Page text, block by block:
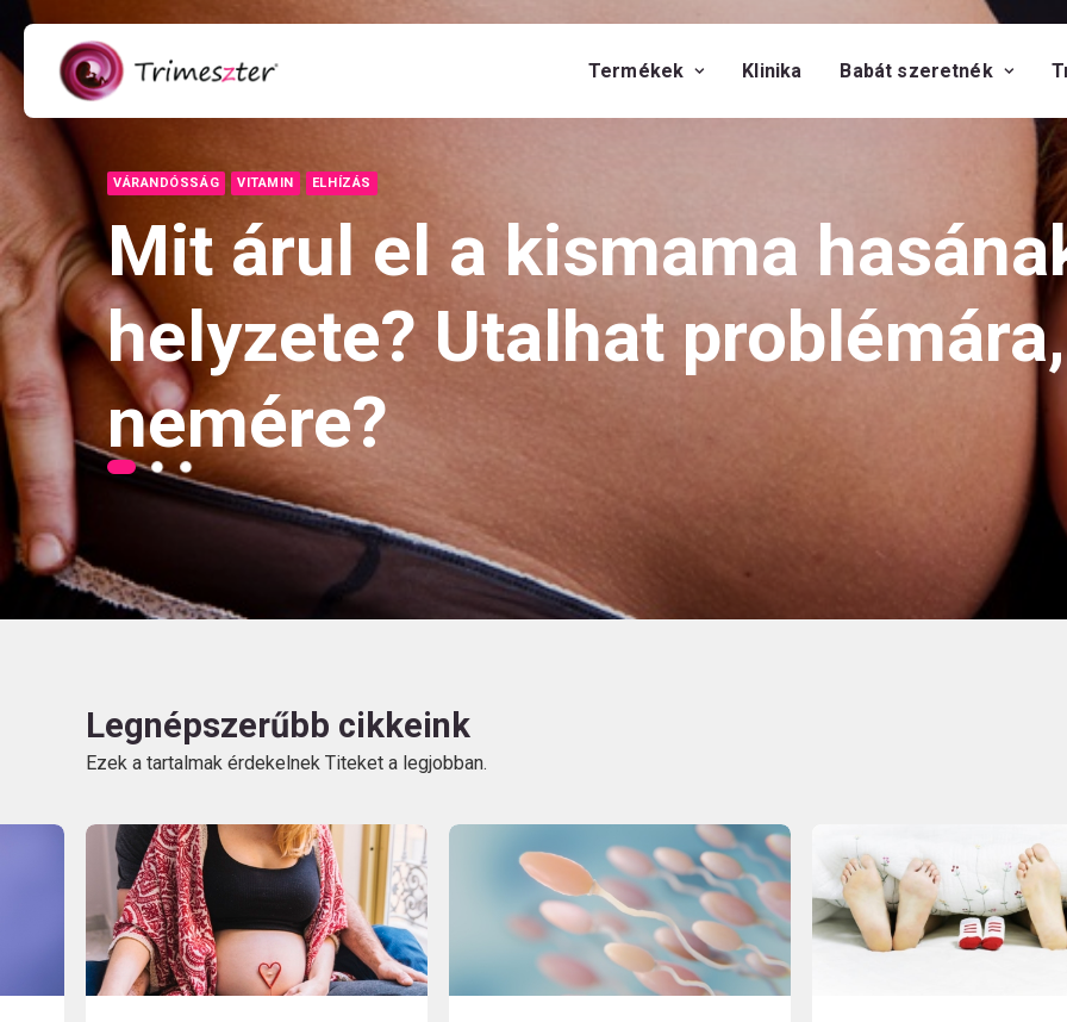
Termékek Klinika Babát szeretnék
VÁRANDÓSSÁG VITAMIN ELHÍZÁS
Mit árul el a kismama
helyzete? Utalhat
nemére?
Legnépszerűbb cikkeink
Ezek a tartalmak érdekelnek Titeket a legjobban.